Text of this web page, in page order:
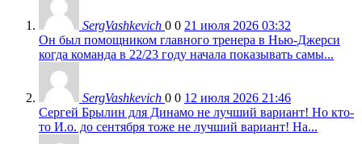
SergVashkevich 0 0 21 июля 2026 03:32
Он был помощником главного тренера в Нью-Джерси
когда команда в 22/23 году начала показывать самы...
SergVashkevich 0 0 12 июля 2026 21:46
Сергей Брылин для Динамо не лучший вариант! Но кто-
то И.о. до сентября тоже не лучший вариант! На...